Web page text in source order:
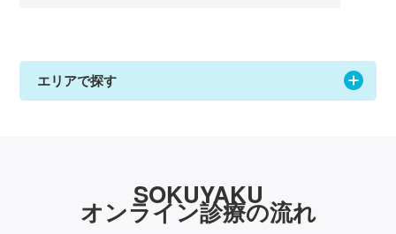
エリアで探す
SOKUYAKU
オンライン診療の流れ